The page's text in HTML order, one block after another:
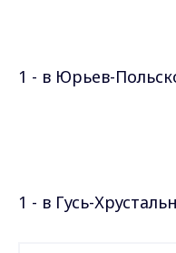
1 - в Юрьев-
1 - в Гусь-